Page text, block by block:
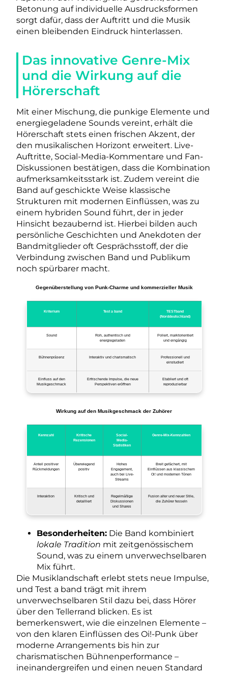
Betonung auf individuelle Ausdrucksformen
sorgt dafür, dass der Auftritt und die Musik
einen bleibenden Eindruck hinterlassen.
Das innovative Genre-Mix
und die Wirkung auf die
Hörerschaft
Mit einer Mischung, die punkige Elemente und
energiegeladene Sounds vereint, erhält die
Hörerschaft stets einen frischen Akzent, der
den musikalischen Horizont erweitert. Live-
Auftritte, Social-Media-Kommentare und Fan-
Diskussionen bestätigen, dass die Kombination
aufmerksamkeitsstark ist. Zudem vereint die
Band auf geschickte Weise klassische
Strukturen mit modernen Einflüssen, was zu
einem hybriden Sound führt, der in jeder
Hinsicht bezaubernd ist. Hierbei bilden auch
persönliche Geschichten und Anekdoten der
Bandmitglieder oft Gesprächsstoff, der die
Verbindung zwischen Band und Publikum
noch spürbarer macht.
Gegenüberstellung von Punk-Charme und kommerzieller Musik
Kriterium Test a band
TESTband
(Norddeutschland)
Sound
Roh, authentisch und
energiegeladen
Poliert, marktorientiert
und eingängig
Bühnenpräsenz Interaktiv und charismatisch
Professionell und
einstudiert
Einfluss auf den
Musikgeschmack
Erfrischende Impulse, die neue
Perspektiven eröffnen
Etabliert und oft
reproduzierbar
Wirkung auf den Musikgeschmack der Zuhörer
Kennzahl
Kritische
Rezensionen
Social-
Media-
Statistiken
Genre-Mix-Kennzahlen
Anteil positiver
Rückmeldungen
Überwiegend
positiv
Hohes
Engagement,
auch bei Live-
Streams
Breit gefächert, mit
Einflüssen aus klassischem
Oi! und modernen Tönen
Interaktion
Kritisch und
detailliert
Regelmäßige
Diskussionen
und Shares
Fusion alter und neuer Stile,
die Zuhörer fesseln
Besonderheiten: Die Band kombiniert
lokale Tradition mit zeitgenössischem
Sound, was zu einem unverwechselbaren
Mix führt.
Die Musiklandschaft erlebt stets neue Impulse,
und Test a band trägt mit ihrem
unverwechselbaren Stil dazu bei, dass Hörer
über den Tellerrand blicken. Es ist
bemerkenswert, wie die einzelnen Elemente –
von den klaren Einflüssen des Oi!-Punk über
moderne Arrangements bis hin zur
charismatischen Bühnenperformance –
ineinandergreifen und einen neuen Standard